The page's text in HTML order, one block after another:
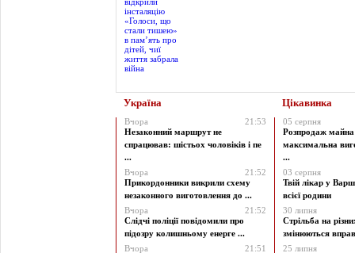
Україна Цікавинка
Вчора
21:53
Незаконний маршрут не
спрацював: шістьох чоловіків і пе
...
Вчора
21:52
Прикордонники викрили схему
незаконного виготовлення до ...
Вчора
21:52
Слідчі поліції повідомили про
підозру колишньому енерге ...
Вчора
21:51
05 серпня
Розпродаж майна
максимальна
...
03 серпня
Твій лікар у
всієї родини
30 липня
Стрільба на
змінюються
25 липня